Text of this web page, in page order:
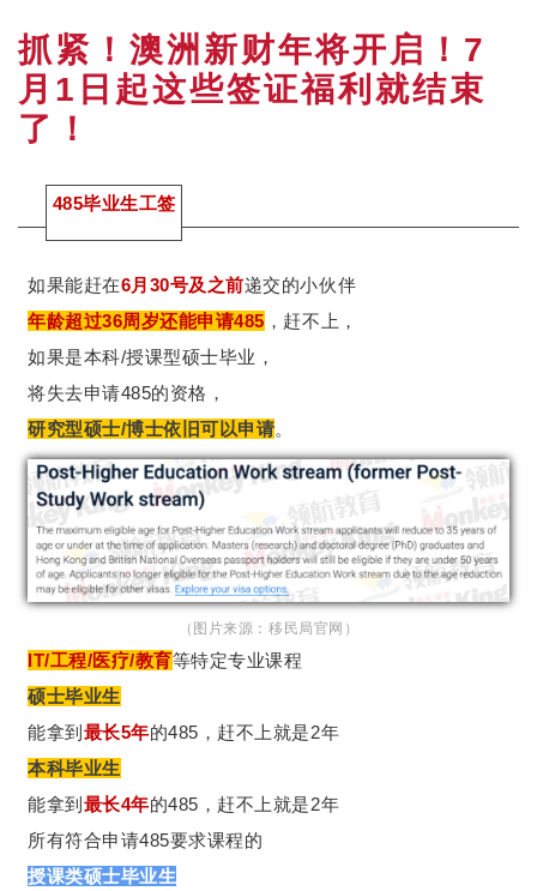
抓紧！澳洲新财年将开启！7
月1日起这些签证福利就结束
了！
485毕业生工签
如果能赶在6月30号及之前递交的小伙伴
年龄超过36周岁还能申请485 ，赶不上，
如果是本科/授课型硕士毕业，
将失去申请485的资格，
研究型硕士/博士依旧可以申请。
（图片来源：移民局官网）
IT/工程/医疗/教育等特定专业课程
硕士毕业生
能拿到 最长5年的485，赶不上就是2年
本科毕业生
能拿到 最长4年的485，赶不上就是2年
所有符合申请485要求课程的
授课类硕士毕业生